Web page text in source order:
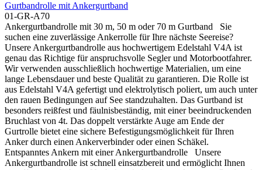
Gurtbandrolle mit Ankergurtband
01-GR-A70
Ankergurtbandrolle mit 30 m, 50 m oder 70 m Gurtband Sie
suchen eine zuverlässige Ankerrolle für Ihre nächste Seereise?
Unsere Ankergurtbandrolle aus hochwertigem Edelstahl V4A ist
genau das Richtige für anspruchsvolle Segler und Motorbootfahrer.
Wir verwenden ausschließlich hochwertige Materialien, um eine
lange Lebensdauer und beste Qualität zu garantieren. Die Rolle ist
aus Edelstahl V4A gefertigt und elektrolytisch poliert, um auch unter
den rauen Bedingungen auf See standzuhalten. Das Gurtband ist
besonders reißfest und fäulnisbeständig, mit einer beeindruckenden
Bruchlast von 4t. Das doppelt verstärkte Auge am Ende der
Gurtrolle bietet eine sichere Befestigungsmöglichkeit für Ihren
Anker durch einen Ankerverbinder oder einen Schäkel.
Entspanntes Ankern mit einer Ankergurtbandrolle Unsere
Ankergurtbandrolle ist schnell einsatzbereit und ermöglicht Ihnen